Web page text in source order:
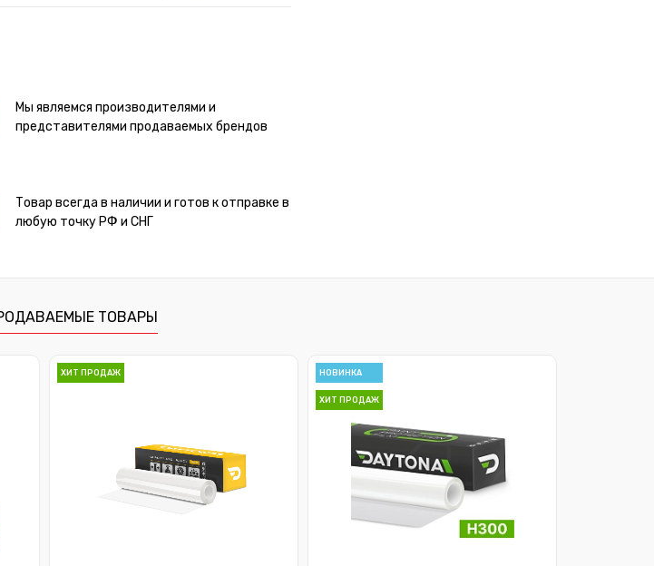
Мы являемся производителями и
представителями продаваемых брендов
Товар всегда в наличии и готов к отправке в
любую точку РФ и СНГ
ТОВАРЫ
ХИТ ПРОДАЖ НОВИНКА
ХИТ ПРОДАЖ